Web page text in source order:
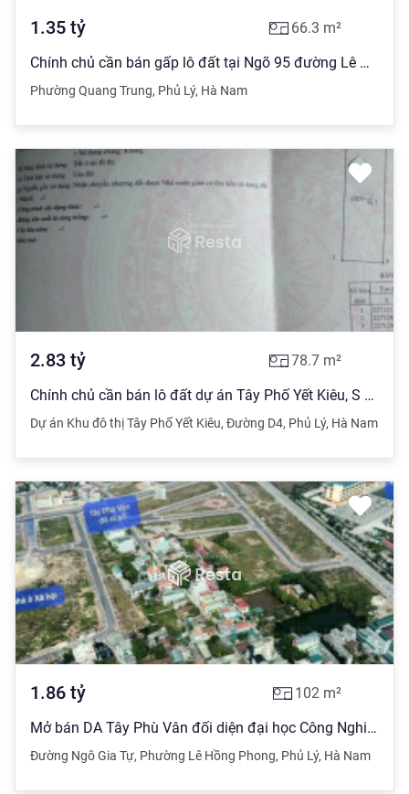
1.35 tỷ 66.3 m²
Chính chủ cần bán gấp lô đất tại Ngõ 95 đường Lê Hoàn, phường Quang Trung, Phủ Lý, Hà Nam
Phường Quang Trung, Phủ Lý, Hà Nam
2.83 tỷ 78.7 m²
Chính chủ cần bán lô đất dự án Tây Phố Yết Kiêu, S 78.7m2 TP.Phủ Lý, Hà Nam
Dự án Khu đô thị Tây Phố Yết Kiêu, Đường D4, Phủ Lý, Hà Nam
1.86 tỷ 102 m²
Mở bán DA Tây Phù Vân đối diện đại học Công Nghiệp Hà Nội cơ sở tại Hà Nam
Đường Ngô Gia Tự, Phường Lê Hồng Phong, Phủ Lý, Hà Nam